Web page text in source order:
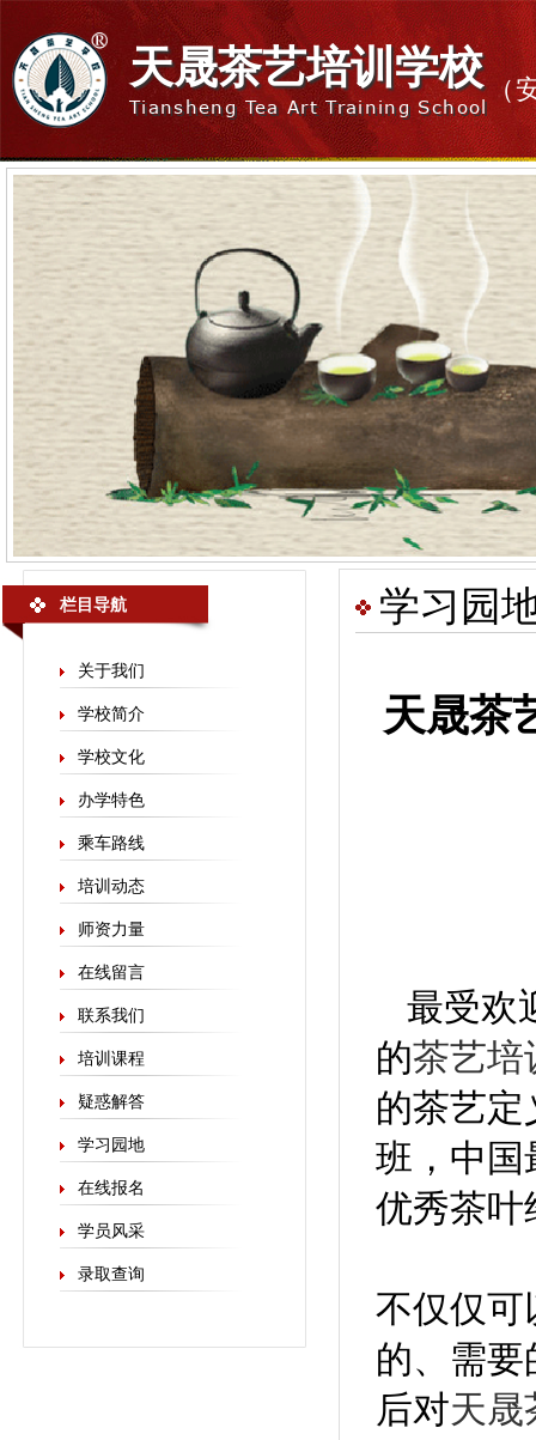
天晟茶艺培训学校
Tiansheng Tea Art Training School
（
栏目导航
关于我们
学校简介
学校文化
办学特色
乘车路线
培训动态
师资力量
在线留言
联系我们
培训课程
疑惑解答
学习园地
在线报名
学员风采
录取查询
学习园
天晟茶
最受欢
的茶艺培
的茶艺
班，中国
优秀茶叶
不仅仅可
的、需
后对天晟